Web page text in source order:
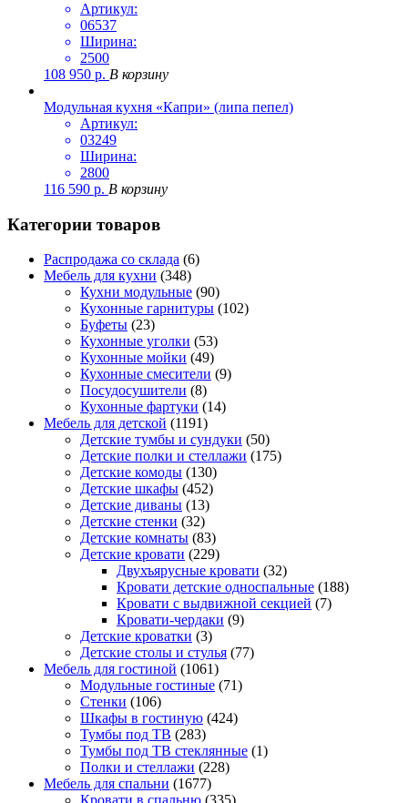
Артикул:
06537
Ширина:
2500
108 950 р. В корзину
Модульная кухня «Капри» (липа пепел)
Артикул:
03249
Ширина:
2800
116 590 р. В корзину
Категории товаров
Распродажа со склада (6)
Мебель для кухни (348)
Кухни модульные (90)
Кухонные гарнитуры (102)
Буфеты (23)
Кухонные уголки (53)
Кухонные мойки (49)
Кухонные смесители (9)
Посудосушители (8)
Кухонные фартуки (14)
Мебель для детской (1191)
Детские тумбы и сундуки (50)
Детские полки и стеллажи (175)
Детские комоды (130)
Детские шкафы (452)
Детские диваны (13)
Детские стенки (32)
Детские комнаты (83)
Детские кровати (229)
Двухъярусные кровати (32)
Кровати детские односпальные (188)
Кровати с выдвижной секцией (7)
Кровати-чердаки (9)
Детские кроватки (3)
Детские столы и стулья (77)
Мебель для гостиной (1061)
Модульные гостиные (71)
Стенки (106)
Шкафы в гостиную (424)
Тумбы под ТВ (283)
Тумбы под ТВ стеклянные (1)
Полки и стеллажи (228)
Мебель для спальни (1677)